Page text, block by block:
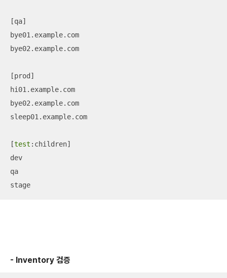
[qa]
bye01.example.com
bye02.example.com
[prod]
hi01.example.com
bye02.example.com
sleep01.example.com
[test :children]
dev
qa
stage
- Inventory 검증